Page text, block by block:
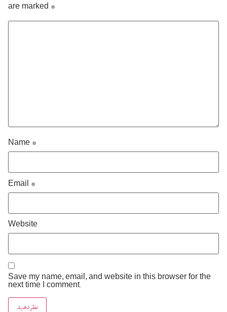
are marked *
Name *
Email *
Website
Save my name, email, and website in this browser for the
next time I comment.